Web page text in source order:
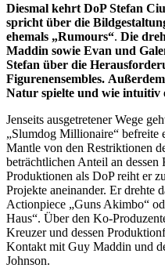
Diesmal kehrt DoP Stefan
spricht über die
ehemals „Rumours“. Die
Maddin sowie Evan und
Stefan über die
Figurenensembles.
Natur spielte und wie intuitiv
Jenseits ausgetretener Wege
„Slumdog Millionaire“
Mantle von den Restriktionen
beträchtlichen Anteil an dessen
Produktionen als DoP reiht er
Projekte aneinander. Er drehte
Actionpiece „Guns Akimbo“
Haus“. Über den Ko-
Kreuzer und dessen
Kontakt mit Guy Maddin und
Johnson.